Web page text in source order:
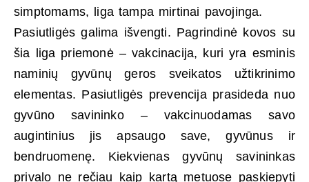
simptomams, liga tampa mirtinai pavojinga.
Pasiutligės galima išvengti. Pagrindinė kovos su
šia liga priemonė – vakcinacija, kuri yra esminis
naminių gyvūnų geros sveikatos užtikrinimo
elementas. Pasiutligės prevencija prasideda nuo
gyvūno savininko – vakcinuodamas savo
augintinius jis apsaugo save, gyvūnus ir
bendruomenę. Kiekvienas gyvūnų savininkas
privalo ne rečiau kaip kartą metuose paskiepyti